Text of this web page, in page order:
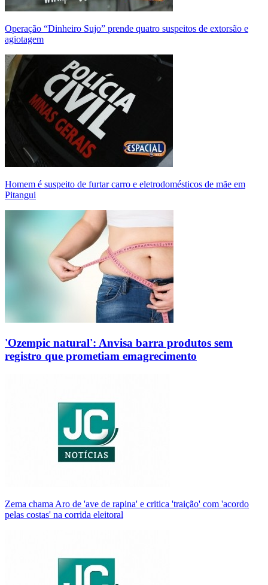
Operação “Dinheiro Sujo” prende quatro suspeitos de extorsão e
agiotagem
Homem é suspeito de furtar carro e eletrodomésticos de mãe em
Pitangui
'Ozempic natural': Anvisa barra produtos sem
registro que prometiam emagrecimento
Zema chama Aro de 'ave de rapina' e critica 'traição' com 'acordo
pelas costas' na corrida eleitoral